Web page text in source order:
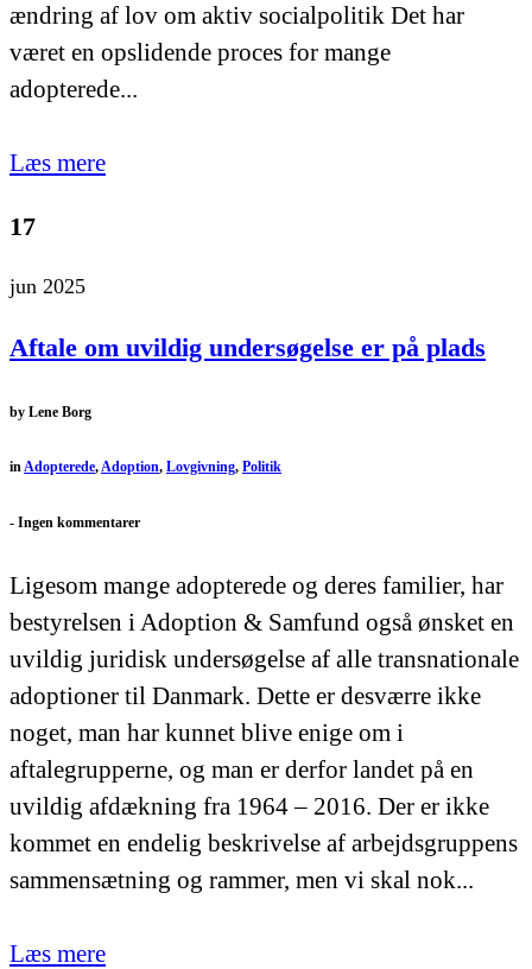
ændring af lov om aktiv socialpolitik Det har
været en opslidende proces for mange
adopterede...
Læs mere
17
jun 2025
Aftale om uvildig undersøgelse er på plads
by Lene Borg
inAdopterede,Adoption, Lovgivning, Politik
- Ingen kommentarer
Ligesom mange adopterede og deres familier, har
bestyrelsen i Adoption & Samfund også ønsket en
uvildig juridisk undersøgelse af alle transnationale
adoptioner til Danmark. Dette er desværre ikke
noget, man har kunnet blive enige om i
aftalegrupperne, og man er derfor landet på en
uvildig afdækning fra 1964 – 2016. Der er ikke
kommet en endelig beskrivelse af arbejdsgruppens
sammensætning og rammer, men vi skal nok...
Læs mere